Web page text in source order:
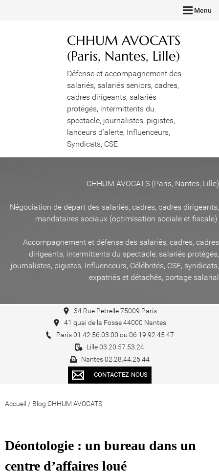
Menu
CHHUM AVOCATS
(Paris, Nantes, Lille)
Défense et accompagnement des
salariés, salariés seniors, cadres,
cadres dirigeants, salariés
protégés, intermittents du
spectacle, journalistes, pigistes,
lanceurs d'alerte, Influenceurs,
Syndicats, CSE
CHHUM AVOCATS (Paris, Nantes, Lille)
Négociation de départ des salariés, cadres, cadres dirigeants,
mandataires sociaux (optimisation sociale et fiscale)
Accompagnement et défense des salariés, cadres, cadres
dirigeants, intermittents du spectacle, salariés protégés,
journalistes, pigistes, Influenceurs, Célébrités, CSE, syndicats,
expatriés et détachés, portage salarial
34 Rue Petrelle 75009 Paris
41 quai de la Fosse 44000 Nantes
Paris 01.42.56.03.00 ou 06 19 92 45 47
Lille 03.20.57.53.24
Nantes 02.28.44.26.44
CONTACTEZ-NOUS
Accueil / Blog CHHUM AVOCATS
Déontologie : un bureau dans un
centre d’affaires loué